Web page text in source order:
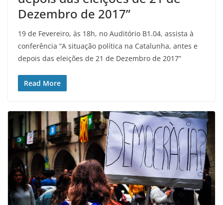
Dezembro de 2017”
19 de Fevereiro, às 18h, no Auditório B1.04, assista à
conferência “A situação política na Catalunha, antes e
depois das eleições de 21 de Dezembro de 2017”
Read More